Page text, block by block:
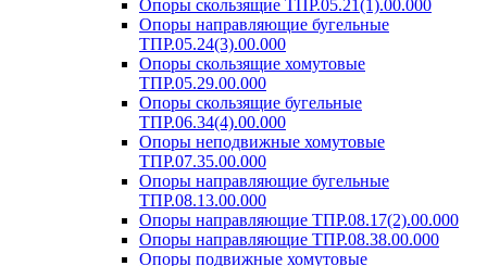
Опоры скользящие ТПР.05.21(1).00.000
Опоры направляющие бугельные
ТПР.05.24(3).00.000
Опоры скользящие хомутовые
ТПР.05.29.00.000
Опоры скользящие бугельные
ТПР.06.34(4).00.000
Опоры неподвижные хомутовые
ТПР.07.35.00.000
Опоры направляющие бугельные
ТПР.08.13.00.000
Опоры направляющие ТПР.08.17(2).00.000
Опоры направляющие ТПР.08.38.00.000
Опоры подвижные хомутовые